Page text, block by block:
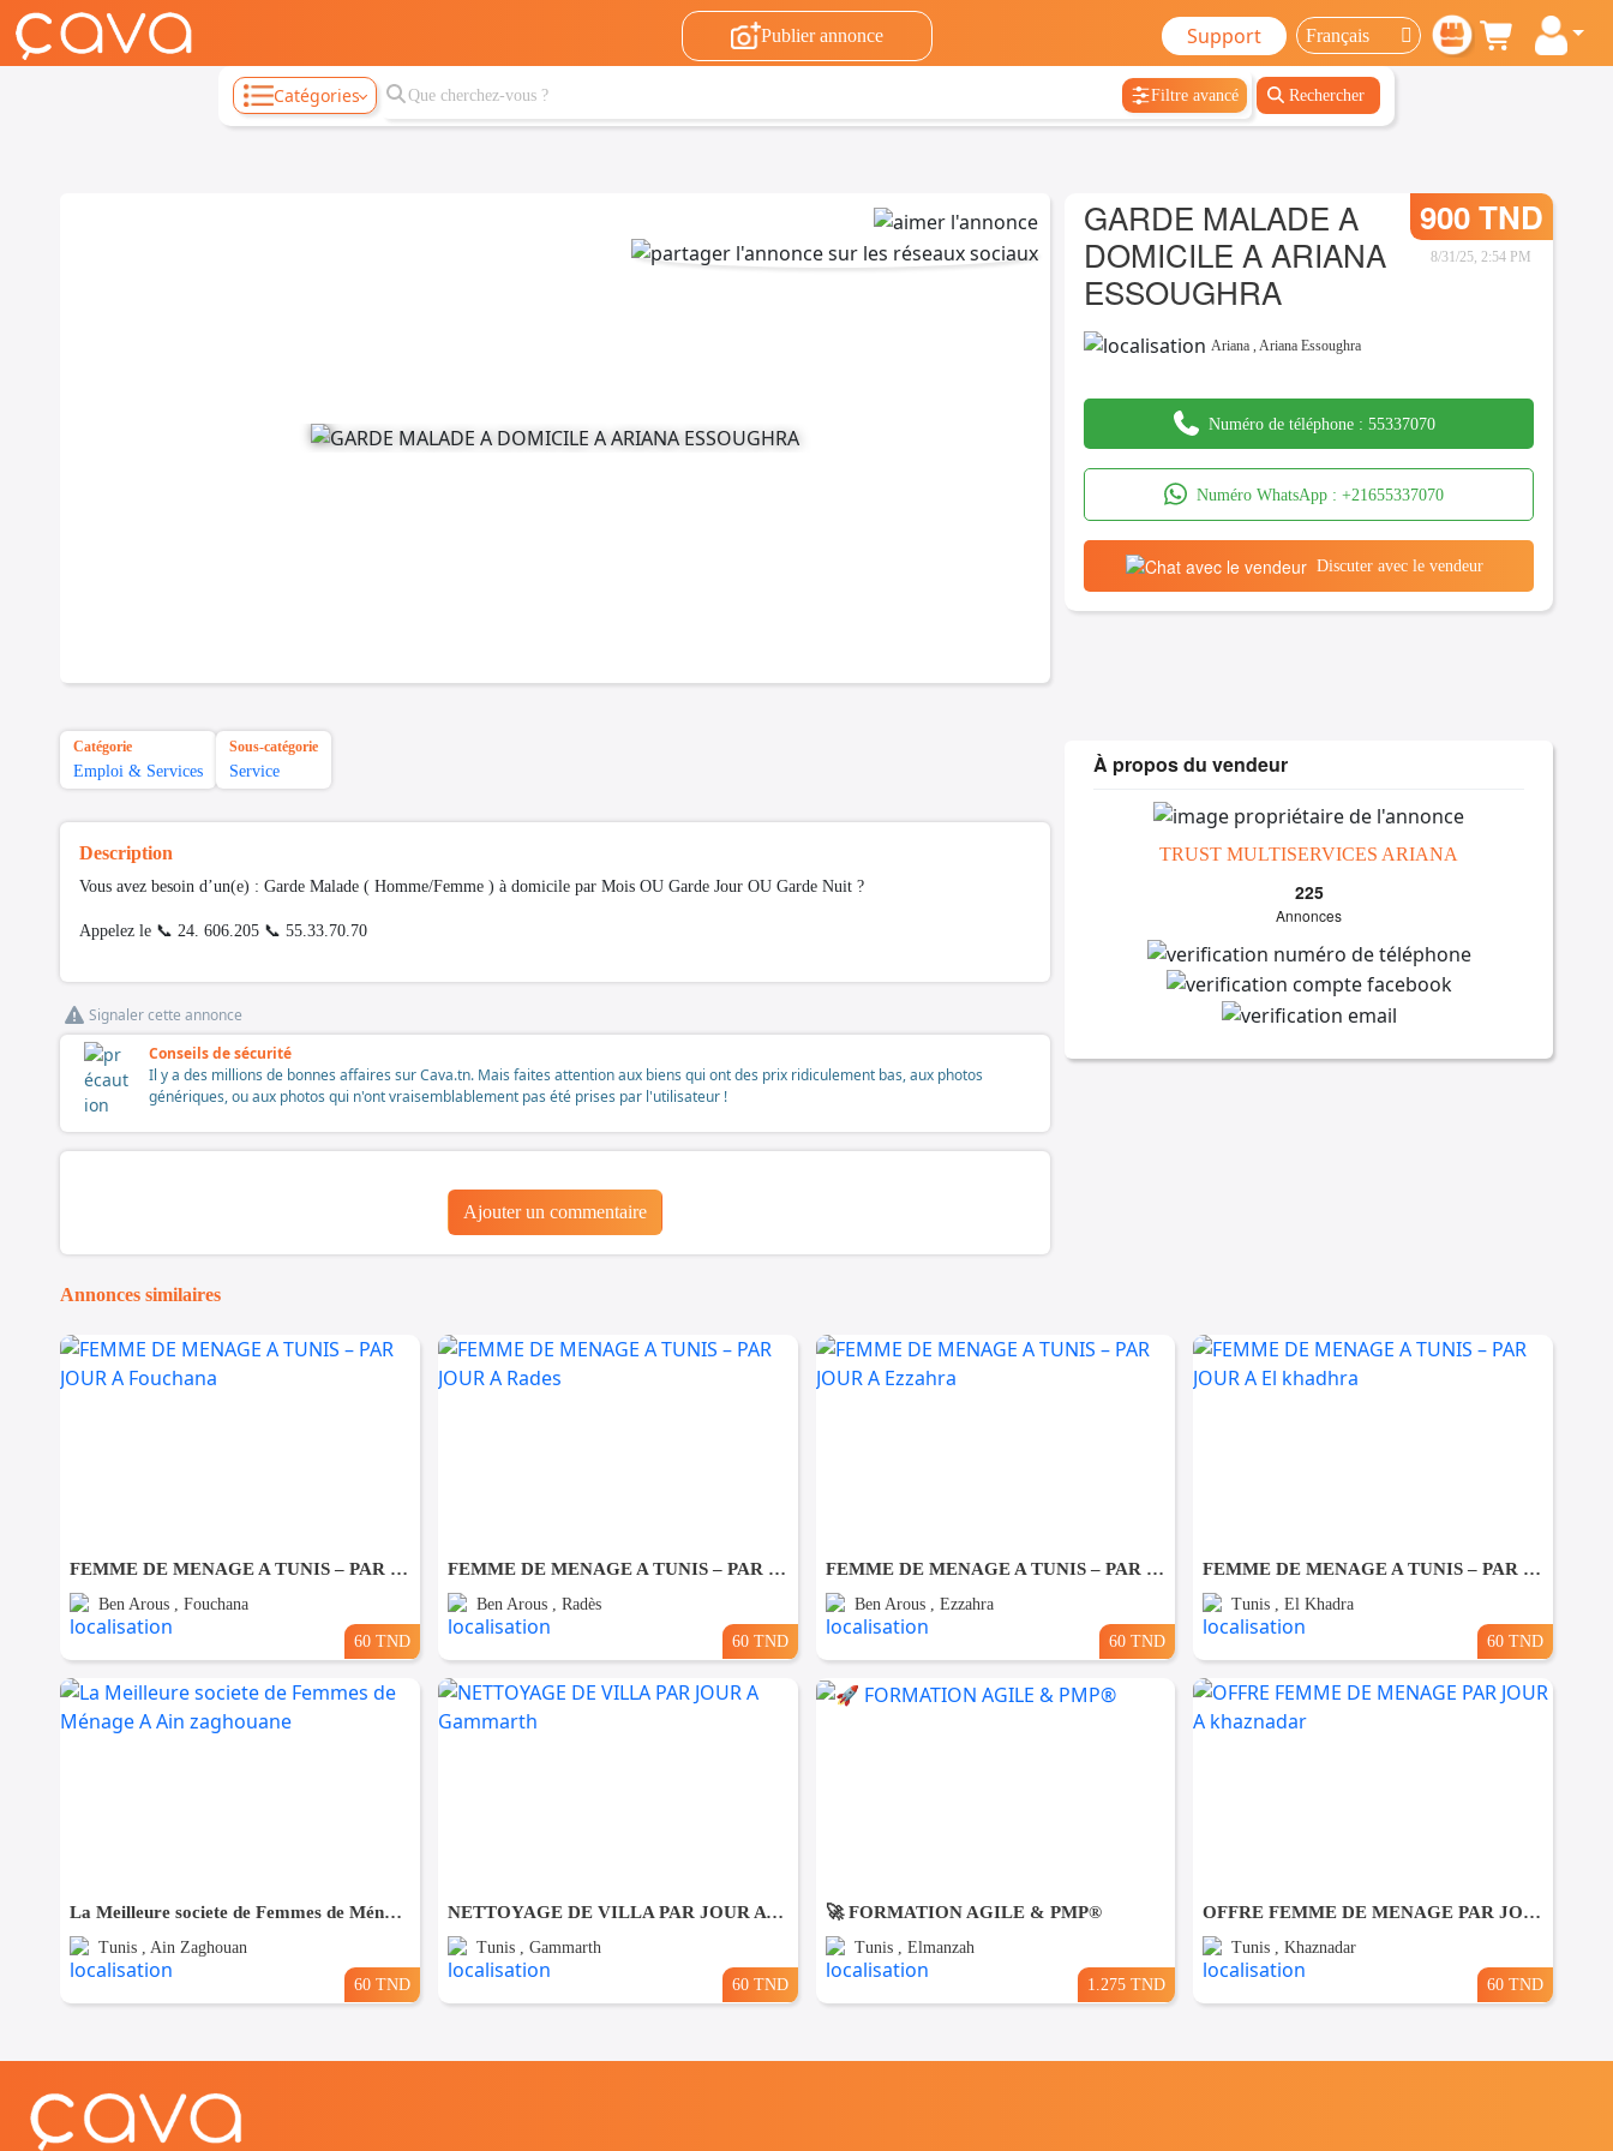
Publier annonce Support
Catégories Filtre avancé Rechercher
GARDE MALADE A
DOMICILE A ARIANA
ESSOUGHRA
900 TND
8/31/25, 2:54 PM
Ariana ,Ariana Essoughra
Numéro de téléphone : 55337070
Numéro WhatsApp : +21655337070
Discuter avec le vendeur
Catégorie
Emploi & Services
Sous-catégorie
Service
Description
Vous avez besoin d’un(e) : Garde Malade ( Homme/Femme ) à domicile par Mois OU Garde Jour OU Garde Nuit ?
Appelez le 📞 24. 606.205 📞 55.33.70.70
Signaler cette annonce
Conseils de sécurité
Il y a des millions de bonnes affaires sur Cava.tn. Mais faites attention aux biens qui ont des prix ridiculement bas, aux photos
génériques, ou aux photos qui n'ont vraisemblablement pas été prises par l'utilisateur !
Ajouter un commentaire
À propos du vendeur
TRUST MULTISERVICES ARIANA
225
Annonces
Annonces similaires
FEMME DE MENAGE A TUNIS – PAR JOUR A Fouchana
Ben Arous , Fouchana
60 TND
FEMME DE MENAGE A TUNIS – PAR JOUR A Rades
Ben Arous , Radès
60 TND
FEMME DE MENAGE A TUNIS – PAR JOUR A Ezzahra
Ben Arous , Ezzahra
60 TND
FEMME DE MENAGE A TUNIS – PAR JOUR A El khadhra
Tunis , El Khadra
60 TND
La Meilleure societe de Femmes de Ménage A Ain zaghouane
Tunis , Ain Zaghouan
60 TND
NETTOYAGE DE VILLA PAR JOUR A Gammarth
Tunis , Gammarth
60 TND
🚀 FORMATION AGILE & PMP®
Tunis , Elmanzah
1.275 TND
OFFRE FEMME DE MENAGE PAR JOUR A khaznadar
Tunis , Khaznadar
60 TND